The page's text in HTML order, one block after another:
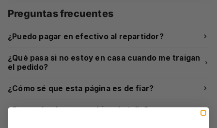
Preguntas frecuentes
¿Puedo pagar en efectivo al repartidor?
¿Qué pasa si no estoy en casa cuando me traigan
el pedido?
¿Cómo sé que esta página es de fiar?
¿Se pueden hacer cambios de talla?